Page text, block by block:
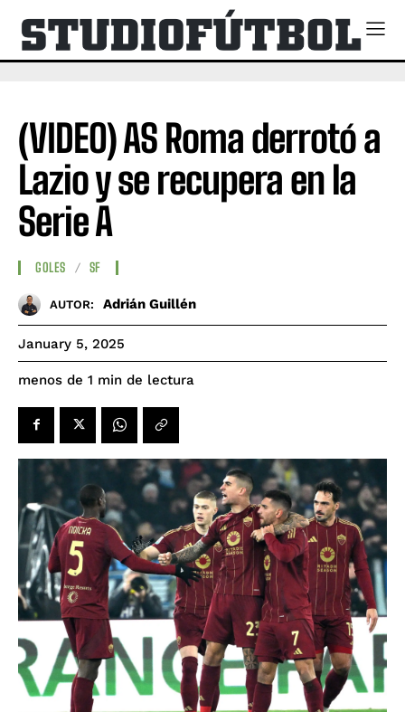
(VIDEO) AS Roma derrotó a
Lazio y se recupera en la
Serie A
GOLES SF
AUTOR: Adrián Guillén
January 5, 2025
menos de 1 min de lectura